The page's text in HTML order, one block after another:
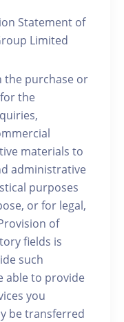
Statement of
Limited
the purchase or
the
materials to
administrative
purposes
or for legal,
of
fields is
such
able to provide
you
be transferred